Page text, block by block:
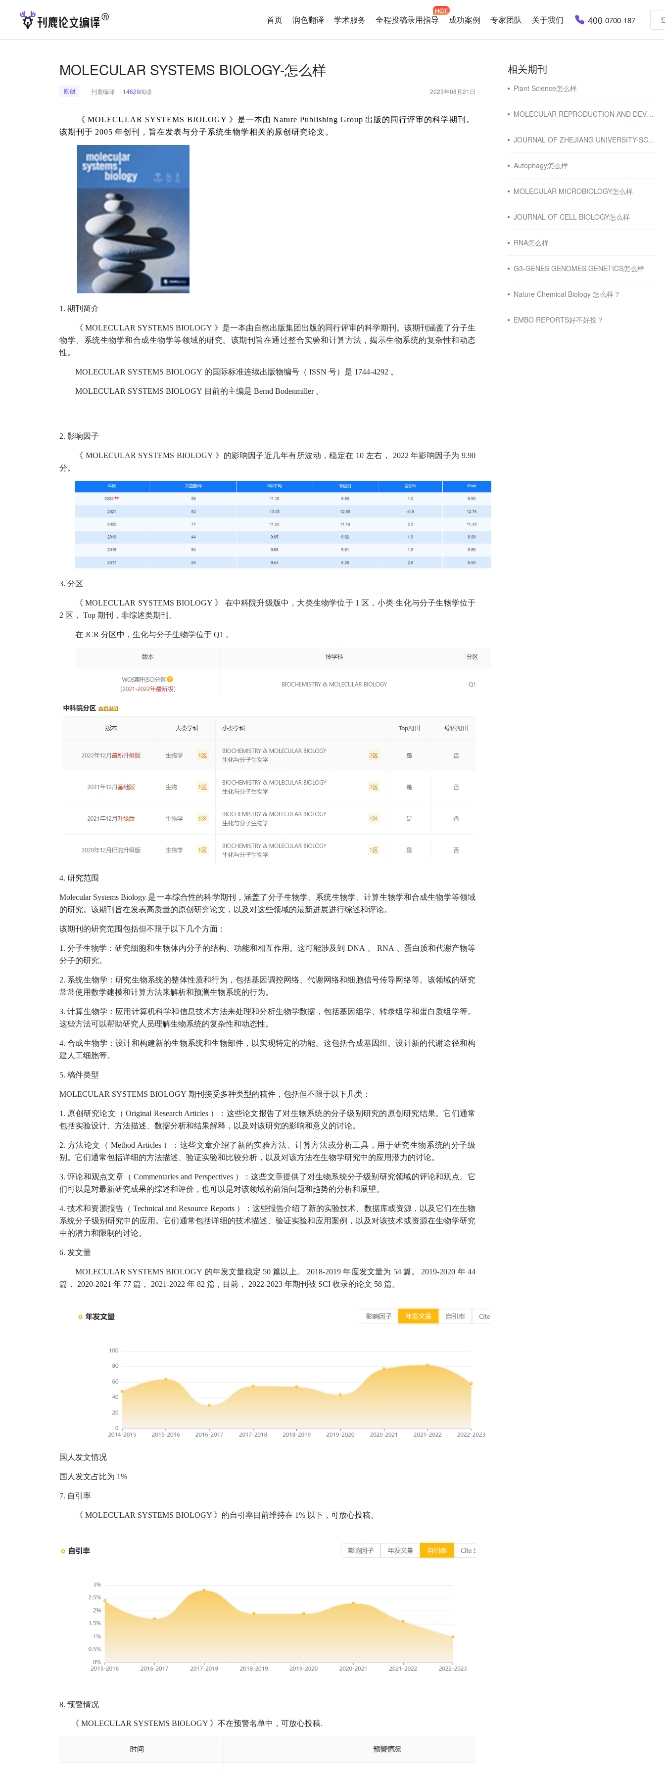
首页 润色翻译 学术服务 全程投稿录用指导 成功案例 专家团队 关于我们 400-0700-187
MOLECULAR SYSTEMS BIOLOGY-怎么样
原创 刊鹿编译 14629阅读 2023年08月21日
《 MOLECULAR SYSTEMS BIOLOGY 》是一本由 Nature Publishing Group 出版的同行评审的科学期刊。
该期刊于 2005 年创刊，旨在发表与分子系统生物学相关的原创研究论文。
1. 期刊简介
《 MOLECULAR SYSTEMS BIOLOGY 》是一本由自然出版集团出版的同行评审的科学期刊。该期刊涵盖了分子生
物学、系统生物学和合成生物学等领域的研究。该期刊旨在通过整合实验和计算方法，揭示生物系统的复杂性和动态
性。
MOLECULAR SYSTEMS BIOLOGY 的国际标准连续出版物编号（ ISSN 号）是 1744-4292 。
MOLECULAR SYSTEMS BIOLOGY 目前的主编是 Bernd Bodenmiller 。
2. 影响因子
《 MOLECULAR SYSTEMS BIOLOGY 》的影响因子近几年有所波动，稳定在 10 左右， 2022 年影响因子为 9.90
分。
3. 分区
《 MOLECULAR SYSTEMS BIOLOGY 》 在中科院升级版中，大类生物学位于 1 区，小类 生化与分子生物学位于
2 区， Top 期刊，非综述类期刊。
在 JCR 分区中，生化与分子生物学位于 Q1 。
4. 研究范围
Molecular Systems Biology 是一本综合性的科学期刊，涵盖了分子生物学、系统生物学、计算生物学和合成生物学等领域
的研究。该期刊旨在发表高质量的原创研究论文，以及对这些领域的最新进展进行综述和评论。
该期刊的研究范围包括但不限于以下几个方面：
1.分子生物学：研究细胞和生物体内分子的结构、功能和相互作用。这可能涉及到 DNA RNA
、蛋白质和代谢产物等
分子的研究。
2. 系统生物学：研究生物系统的整体性质和行为，包括基因调控网络、代谢网络和细胞信号传导网络等。该领域的研究
常常使用数学建模和计算方法来解析和预测生物系统的行为。
3.计算生物学：应用计算机科学和信息技术方法来处理和分析生物学数据，包括基因组学、转录组学和蛋白质组学等。
这些方法可以帮助研究人员理解生物系统的复杂性和动态性。
4.合成生物学：设计和构建新的生物系统和生物部件，以实现特定的功能。这包括合成基因组、设计新的代谢途径和构
建人工细胞等。
5. 稿件类型
MOLECULAR SYSTEMS BIOLOGY 期刊接受多种类型的稿件，包括但不限于以下几类：
1. 原创研究论文（ Original Research Articles ）：这些论文报告了对生物系统的分子级别研究的原创研究结果。它们通常
包括实验设计、方法描述、数据分析和结果解释，以及对该研究的影响和意义的讨论。
2. 方法论文（ Method Articles ）：这些文章介绍了新的实验方法、计算方法或分析工具，用于研究生物系统的分子级
别。它们通常包括详细的方法描述、验证实验和比较分析，以及对该方法在生物学研究中的应用潜力的讨论。
3.评论和观点文章（ Commentaries and Perspectives ）：这些文章提供了对生物系统分子级别研究领域的评论和观点。它
们可以是对最新研究成果的综述和评价，也可以是对该领域的前沿问题和趋势的分析和展望。
4.技术和资源报告（ Technical and Resource Reports ）：这些报告介绍了新的实验技术、数据库或资源，以及它们在生物
系统分子级别研究中的应用。它们通常包括详细的技术描述、验证实验和应用案例，以及对该技术或资源在生物学研究
中的潜力和限制的讨论。
6. 发文量
MOLECULAR SYSTEMS BIOLOGY 的年发文量稳定 50 篇以上。 2018-2019 年度发文量为 54 篇。 2019-2020 年 44
篇，
2020-2021 年 77 篇， 2021-2022 年 82 篇，目前， 2022-2023 年期刊被 SCI 收录的论文 58 篇。
国人发文情况
国人发文占比为 1%
7. 自引率
《 MOLECULAR SYSTEMS BIOLOGY 》的自引率目前维持在 1% 以下，可放心投稿。
8. 预警情况
《 MOLECULAR SYSTEMS BIOLOGY 》不在预警名单中，可放心投稿.
相关期刊
Plant Science怎么样
MOLECULAR REPRODUCTION AND DEVELOPMENT怎么样
JOURNAL OF ZHEJIANG UNIVERSITY-SCIENCE B怎么样
Autophagy怎么样
MOLECULAR MICROBIOLOGY怎么样
JOURNAL OF CELL BIOLOGY怎么样
RNA怎么样
G3-GENES GENOMES GENETICS怎么样
Nature Chemical Biology 怎么样？
EMBO REPORTS好不好投？